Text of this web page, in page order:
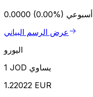
0.0000 (0.00%) أسبوعي
عرض الرسم البياني
اليورو
1 JOD يساوي
1.22022 EUR